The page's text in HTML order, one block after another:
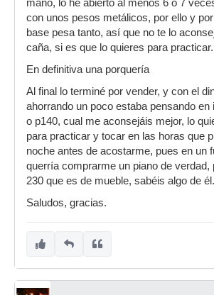
mano, lo he abierto al menos 6 ó 7
con unos pesos metálicos, por ello y
base pesa tanto, así que no te lo
caña, si es que lo quieres para practicar.
En definitiva una porquería
Al final lo terminé por vender, y con el
ahorrando un poco estaba pensando en
o p140, cual me aconsejáis mejor, lo
para practicar y tocar en las horas que
noche antes de acostarme, pues en un
querría comprarme un piano de verdad,
230 que es de mueble, sabéis algo de él.
Saludos, gracias.